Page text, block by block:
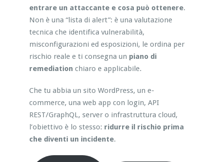
entrare un attaccante e cosa può ottenere.
Non è una “lista di alert”: è una valutazione
tecnica che identifica vulnerabilità,
misconfigurazioni ed esposizioni, le ordina per
rischio reale e ti consegna un piano di
remediation chiaro e applicabile.
Che tu abbia un sito WordPress, un e-
commerce, una web app con login, API
REST/GraphQL, server o infrastruttura cloud,
l’obiettivo è lo stesso: ridurre il rischio prima
che diventi un incidente.